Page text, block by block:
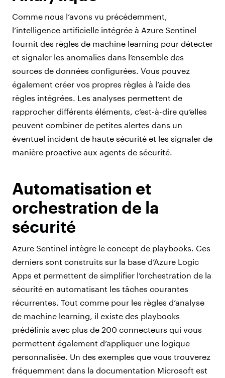
Comme nous l’avons vu précédemment,
l’intelligence artificielle intégrée à Azure Sentinel
fournit des règles de machine learning pour détecter
et signaler les anomalies dans l’ensemble des
sources de données configurées. Vous pouvez
également créer vos propres règles à l’aide des
règles intégrées. Les analyses permettent de
rapprocher différents éléments, c’est-à-dire qu’elles
peuvent combiner de petites alertes dans un
éventuel incident de haute sécurité et les signaler de
manière proactive aux agents de sécurité.
Automatisation et
orchestration de la
sécurité
Azure Sentinel intègre le concept de playbooks. Ces
derniers sont construits sur la base d’Azure Logic
Apps et permettent de simplifier l’orchestration de la
sécurité en automatisant les tâches courantes
récurrentes. Tout comme pour les règles d’analyse
de machine learning, il existe des playbooks
prédéfinis avec plus de 200 connecteurs qui vous
permettent également d’appliquer une logique
personnalisée. Un des exemples que vous trouverez
fréquemment dans la documentation Microsoft est